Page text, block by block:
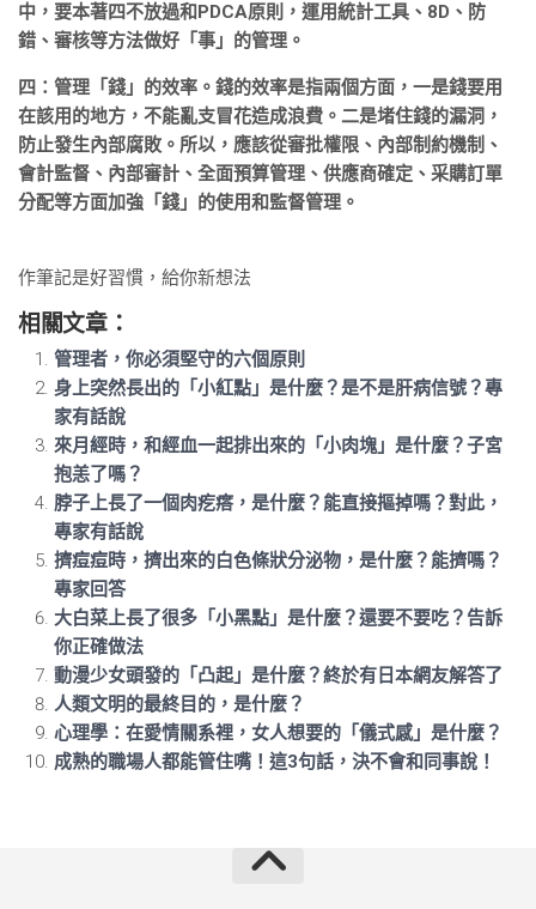
中，要本著四不放過和PDCA原則，運用統計工具、8D、防
錯、審核等方法做好「事」的管理。
四：管理「錢」的效率。錢的效率是指兩個方面，一是錢要用
在該用的地方，不能亂支冒花造成浪費。二是堵住錢的漏洞，
防止發生內部腐敗。所以，應該從審批權限、內部制約機制、
會計監督、內部審計、全面預算管理、供應商確定、采購訂單
分配等方面加強「錢」的使用和監督管理。
作筆記是好習慣，給你新想法
相關文章：
管理者，你必須堅守的六個原則
身上突然長出的「小紅點」是什麼？是不是肝病信號？專
家有話說
來月經時，和經血一起排出來的「小肉塊」是什麼？子宮
抱恙了嗎？
脖子上長了一個肉疙瘩，是什麼？能直接摳掉嗎？對此，
專家有話說
擠痘痘時，擠出來的白色條狀分泌物，是什麼？能擠嗎？
專家回答
大白菜上長了很多「小黑點」是什麼？還要不要吃？告訴
你正確做法
動漫少女頭發的「凸起」是什麼？終於有日本網友解答了
人類文明的最終目的，是什麼？
心理學：在愛情關系裡，女人想要的「儀式感」是什麼？
成熟的職場人都能管住嘴！這3句話，決不會和同事說！